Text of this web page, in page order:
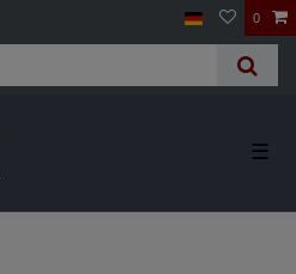
0
☰